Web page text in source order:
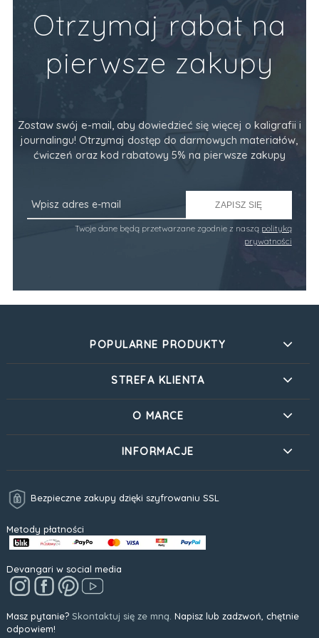
Otrzymaj rabat na
pierwsze zakupy
Zostaw swój e-mail, aby dowiedzieć się więcej o kaligrafii i
journalingu! Otrzymaj dostęp do darmowych materiałów,
ćwiczeń oraz kod rabatowy 5% na pierwsze zakupy
ZAPISZ SIĘ
Twoje dane będą przetwarzane zgodnie z naszą polityką
prywatności
POPULARNE PRODUKTY
STREFA KLIENTA
O MARCE
INFORMACJE
Bezpieczne zakupy dzięki szyfrowaniu SSL
Metody płatności
Devangari w social media
Masz pytanie? Skontaktuj się ze mną. Napisz lub zadzwoń, chętnie
odpowiem!